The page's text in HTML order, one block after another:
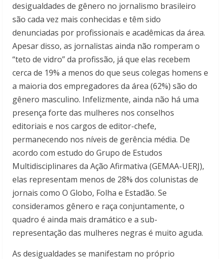
desigualdades de gênero no jornalismo brasileiro
são cada vez mais conhecidas e têm sido
denunciadas por profissionais e acadêmicas da área.
Apesar disso, as jornalistas ainda não romperam o
“teto de vidro” da profissão, já que elas recebem
cerca de 19% a menos do que seus colegas homens e
a maioria dos empregadores da área (62%) são do
gênero masculino. Infelizmente, ainda não há uma
presença forte das mulheres nos conselhos
editoriais e nos cargos de editor-chefe,
permanecendo nos níveis de gerência média. De
acordo com estudo do Grupo de Estudos
Multidisciplinares da Ação Afirmativa (GEMAA-UERJ),
elas representam menos de 28% dos colunistas de
jornais como O Globo, Folha e Estadão. Se
consideramos gênero e raça conjuntamente, o
quadro é ainda mais dramático e a sub-
representação das mulheres negras é muito aguda.
As desigualdades se manifestam no próprio